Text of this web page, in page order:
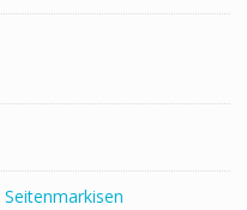
Seitenmarkisen